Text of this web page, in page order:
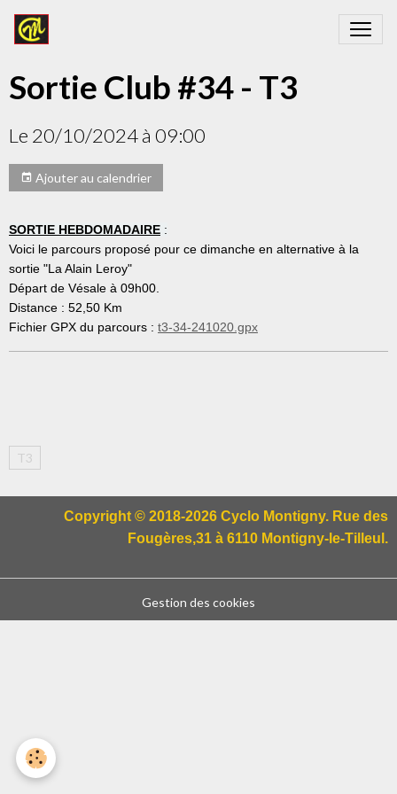
Sortie Club #34 - T3
Le 20/10/2024à 09:00
Ajouter au calendrier
SORTIE HEBDOMADAIRE :
Voici le parcours proposé pour ce dimanche en alternative à la
sortie "La Alain Leroy"
Départ de Vésale à 09h00.
Distance : 52,50 Km
Fichier GPX du parcours : t3-34-241020.gpx
T3
Copyright © 2018-2026 Cyclo Montigny. Rue des
Fougères,31 à 6110 Montigny-le-Tilleul.
Gestion des cookies